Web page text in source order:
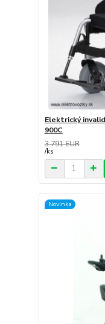
Elektrický
900C
3 791 EUR
/ks
Novinka